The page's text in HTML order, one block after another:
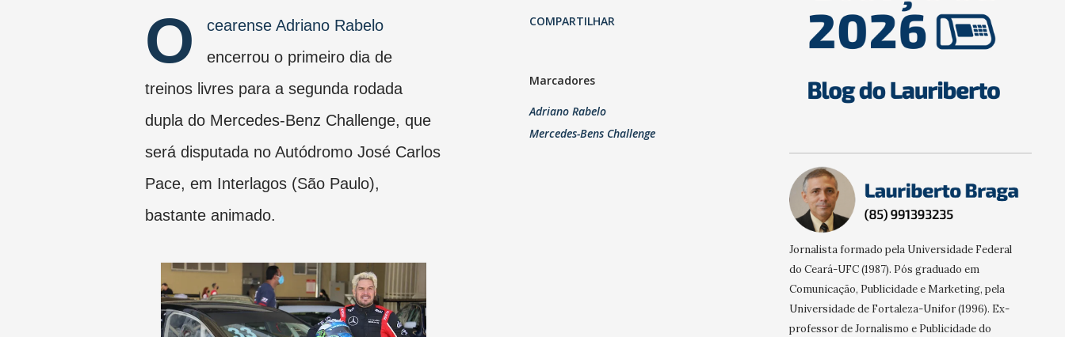
O
cearense Adriano Rabelo
encerrou o primeiro dia de
treinos livres para a segunda rodada
dupla do Mercedes-Benz Challenge, que
será disputada no Autódromo José Carlos
Pace, em Interlagos (São Paulo),
bastante animado.
COMPARTILHAR
Marcadores
Adriano Rabelo
Mercedes-Bens Challenge
Jornalista formado pela Universidade Federal
do Ceará-UFC (1987). Pós graduado em
Comunicação, Publicidade e Marketing, pela
Universidade de Fortaleza-Unifor (1996). Ex-
professor de Jornalismo e Publicidade do